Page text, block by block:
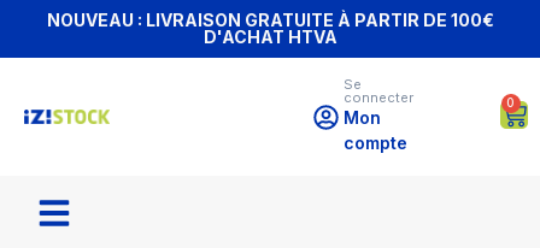
NOUVEAU : LIVRAISON GRATUITE À PARTIR DE 100€
D'ACHAT HTVA
Se
connecter
Mon
compte
0